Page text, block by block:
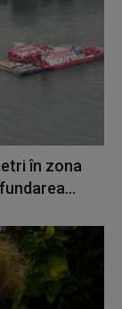
în zona